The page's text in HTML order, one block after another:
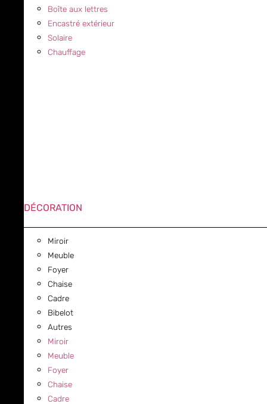
Boîte aux lettres
Encastré extérieur
Solaire
Chauffage
DÉCORATION
Miroir
Meuble
Foyer
Chaise
Cadre
Bibelot
Autres
Miroir
Meuble
Foyer
Chaise
Cadre